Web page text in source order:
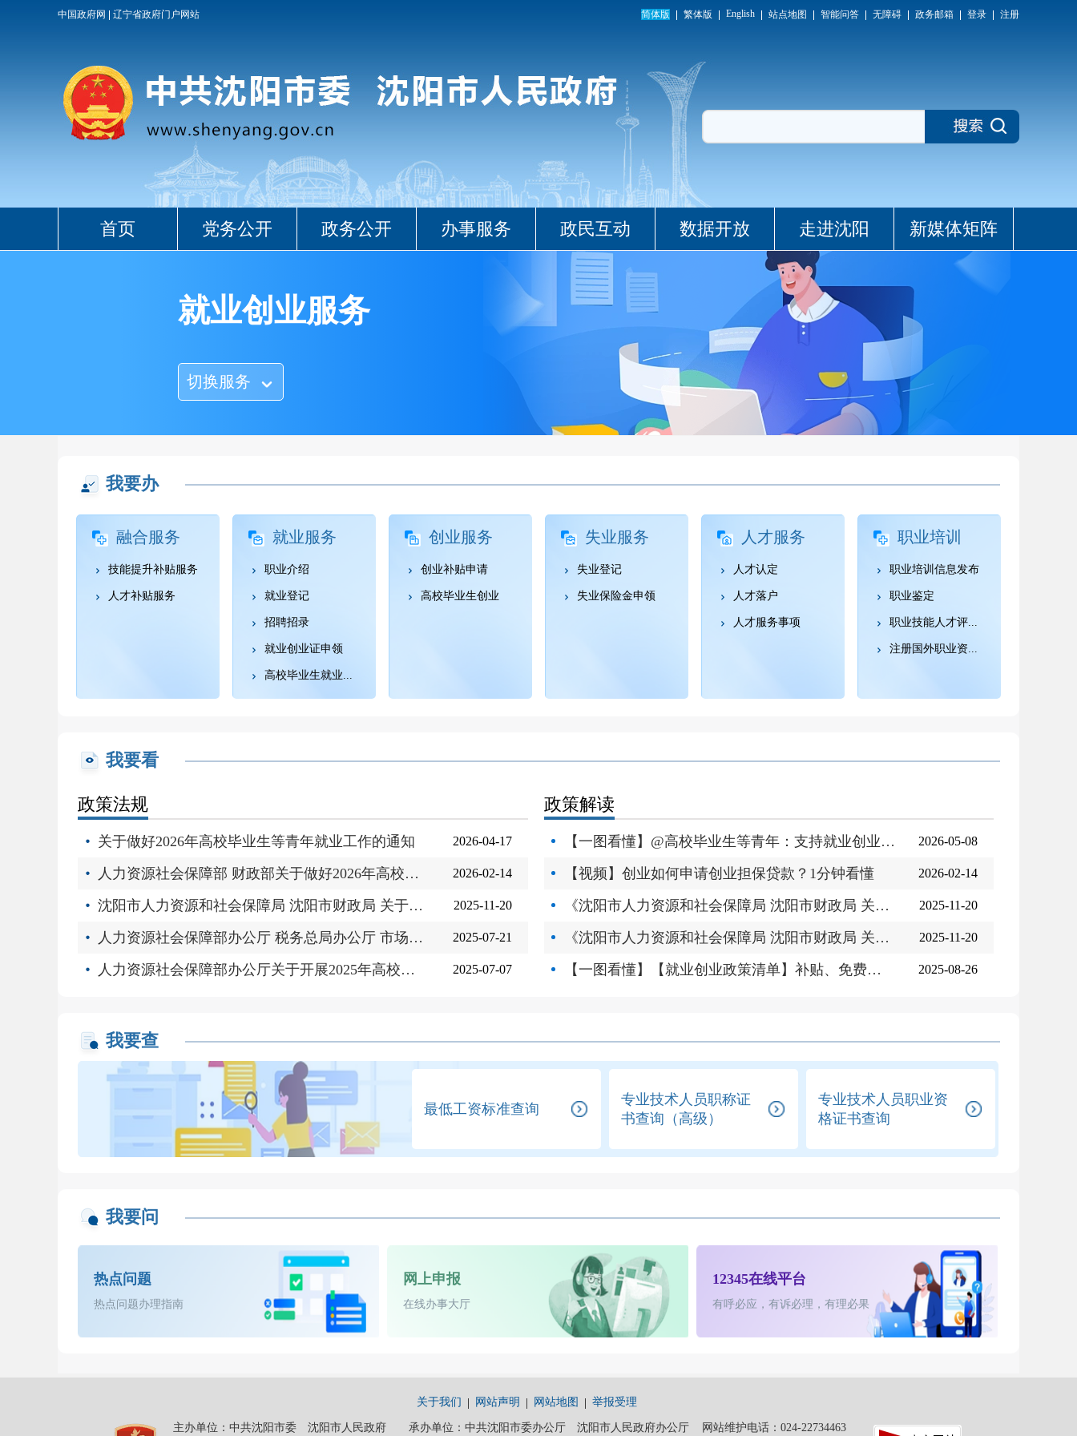
中国政府网 辽宁省政府门户网站 简体版 繁体版 English 站点地图 智能问答 无障碍 政务邮箱 登录 注册
首页 党务公开 政务公开 办事服务 政民互动 数据开放 走进沈阳 新媒体矩阵
就业创业服务
切换服务
我要办
融合服务
技能提升补贴服务
人才补贴服务
就业服务
职业介绍
就业登记
招聘招录
就业创业证申领
高校毕业生就业...
创业服务
创业补贴申请
高校毕业生创业
失业服务
失业登记
失业保险金申领
人才服务
人才认定
人才落户
人才服务事项
职业培训
职业培训信息发布
职业鉴定
职业技能人才评...
注册国外职业资...
我要看
政策法规
关于做好2026年高校毕业生等青年就业工作的通知 2026-04-17
人力资源社会保障部 财政部关于做好2026年高校毕业生等青年就业工... 2026-02-14
沈阳市人力资源和社会保障局 沈阳市财政局 关于补充《沈阳市职业... 2025-11-20
人力资源社会保障部办公厅 税务总局办公厅 市场监管总局办公厅关... 2025-07-21
人力资源社会保障部办公厅关于开展2025年高校毕业生等青年就业服... 2025-07-07
政策解读
【一图看懂】@高校毕业生等青年：支持就业创业，这些利好别错过 2026-05-08
【视频】创业如何申请创业担保贷款？1分钟看懂 2026-02-14
《沈阳市人力资源和社会保障局 沈阳市财政局 关于补充⟨沈阳市职... 2025-11-20
《沈阳市人力资源和社会保障局 沈阳市财政局 关于补充⟨沈阳市职... 2025-11-20
【一图看懂】【就业创业政策清单】补贴、免费场地！想创业的高校... 2025-08-26
我要查
专业技术人员职业资
格证书查询
专业技术人员职称证
书查询（高级）
最低工资标准查询
我要问
热点问题
热点问题办理指南
网上申报
在线办事大厅
12345在线平台
有呼必应，有诉必理，有理必果
关于我们 网站声明 网站地图 举报受理
主办单位：中共沈阳市委 沈阳市人民政府 承办单位：中共沈阳市委办公厅 沈阳市人民政府办公厅 网站维护电话：024-22734463